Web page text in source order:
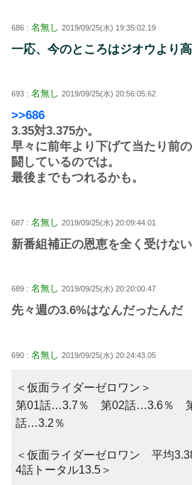
686 : 名無し 2019/09/25(水) 19:35:02.19
一応、今のところはジオウより
693 : 名無し 2019/09/25(水) 20:56:05.62
>>686
3.35対3.375か。
早々に前年より下げて当たり前
闘しているのでは。
最後までもつれるかも。
687 : 名無し 2019/09/25(水) 20:09:44.01
新番組補正の恩恵を全く受けな
689 : 名無し 2019/09/25(水) 20:20:00.47
先々週の3.6%はなんだったんだ
690 : 名無し 2019/09/25(水) 20:24:43.05
＜仮面ライダーゼロワン＞
第01話…3.7％ 第02話…3.6％
話…3.2％
＜仮面ライダーゼロワン 平均
4話トータル13.5＞